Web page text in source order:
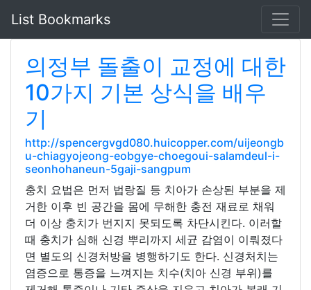
List Bookmarks
의정부 돌출이 교정에 대한
10가지 기본 상식을 배우
기
http://spencergvgd080.huicopper.com/uijeongb
u-chiagyojeong-eobgye-choegoui-salamdeul-i-
seonhohaneun-5gaji-sangpum
충치 요법은 먼저 법랑질 등 치아가 손상된 부분을 제
거한 이후 빈 공간을 몸에 무해한 충전 재료로 채워
더 이상 충치가 번지지 못되도록 차단시킨다. 이러할
때 충치가 심해 신경 뿌리까지 세균 감염이 이뤄졌다
면 별도의 신경처방을 병행하기도 한다. 신경처치는
염증으로 통증을 느껴지는 치수(치아 신경 부위)를